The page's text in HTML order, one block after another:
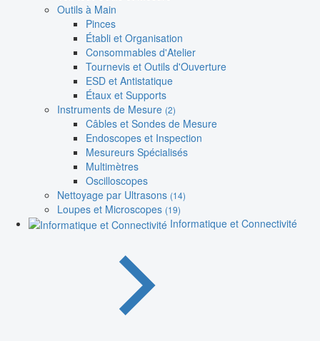
Outils à Main
Pinces
Établi et Organisation
Consommables d'Atelier
Tournevis et Outils d'Ouverture
ESD et Antistatique
Étaux et Supports
Instruments de Mesure (2)
Câbles et Sondes de Mesure
Endoscopes et Inspection
Mesureurs Spécialisés
Multimètres
Oscilloscopes
Nettoyage par Ultrasons (14)
Loupes et Microscopes (19)
Informatique et Connectivité